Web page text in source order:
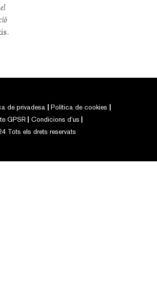
de privadesa
Política de cookies
GPSR
Condicions d’us
Tots els drets reservats